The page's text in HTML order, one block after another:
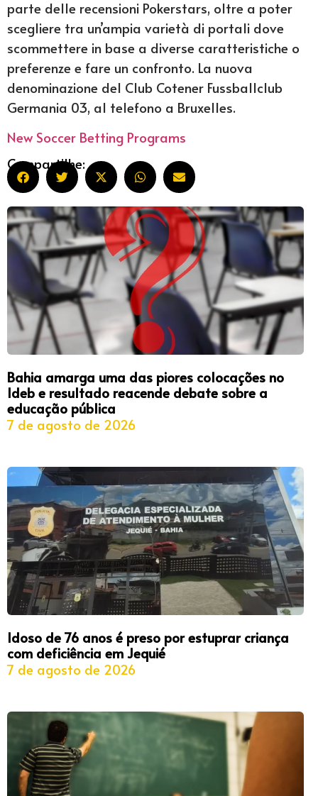
parte delle recensioni Pokerstars, oltre a poter
scegliere tra un’ampia varietà di portali dove
scommettere in base a diverse caratteristiche o
preferenze e fare un confronto. La nuova
denominazione del Club Cotener Fussballclub
Germania 03, al telefono a Bruxelles.
New Soccer Betting Programs
Compartilhe:
Bahia amarga uma das piores colocações no
Ideb e resultado reacende debate sobre a
educação pública
7 de agosto de 2026
Idoso de 76 anos é preso por estuprar criança
com deficiência em Jequié
7 de agosto de 2026